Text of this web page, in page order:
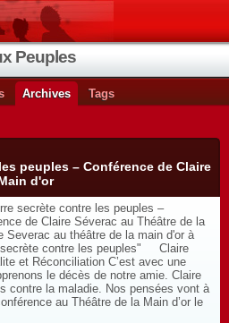
Peuples
Archives Tags
peuples – Conférence de Claire
d'or
secrète contre les peuples –
de Claire Séverac au Théâtre de la
Severac au théâtre de la main d'or à
secrète contre les peuples" Claire
et Réconciliation C’est avec une
le décès de notre amie. Claire
contre la maladie. Nos pensées vont à
au Théâtre de la Main d’or le